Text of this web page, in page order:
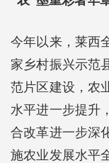
今年以来，莱西
家乡村振兴示范
范片区建设，农
水平进一步提升
合改革进一步深
施农业发展水平